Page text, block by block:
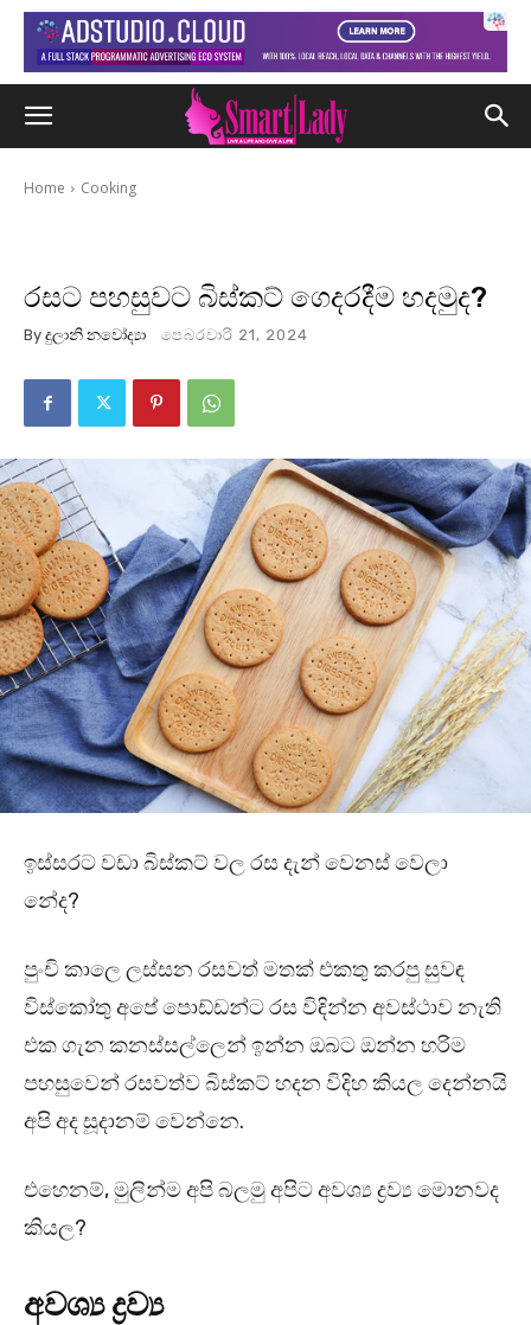
Home Cooking
රසට පහසුවට බිස්කට් ගෙදරදීම හදමුද?
By දුලානි නවෝද්‍යා පෙබරවාරි 21, 2024
ඉස්සරට වඩා බිස්කට් වල රස දැන් වෙනස් වෙලා
නේද?
පුංචි කාලෙ ලස්සන රසවත් මතක් එකතු කරපු සුවඳ
විස්කෝතු අපේ පොඩ්ඩන්ට රස විඳින්න අවස්ථාව නැති
එක ගැන කනස්සල්ලෙන් ඉන්න ඔබට ඔන්න හරිම
පහසුවෙන් රසවත්ව බිස්කට් හදන විදිහ කියල දෙන්නයි
අපි අද සූදානම් වෙන්නෙ.
එහෙනම්, මුලින්ම අපි බලමු අපිට අවශ්‍ය ද්‍රව්‍ය මොනවද
කියල?
අවශ්‍ය ද්‍රව්‍ය